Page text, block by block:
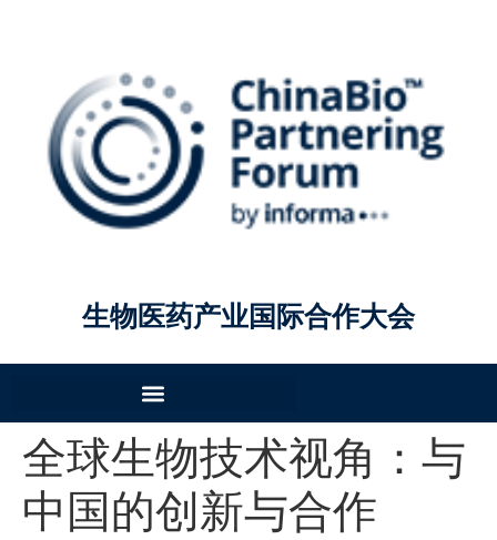
生物医药产业国际合作大会
全球生物技术视角：与
中国的创新与合作